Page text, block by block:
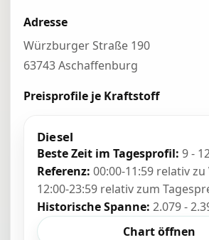
Adresse
Würzburger Straße 190
63743 Aschaffenburg
Preisprofile je Kraftstoff
Diesel
Beste Zeit im Tagesprofil: 9 -
Referenz: 00:00-11:59 relativ
12:00-23:59 relativ zum
Historische Spanne: 2.079 -
Chart öffnen